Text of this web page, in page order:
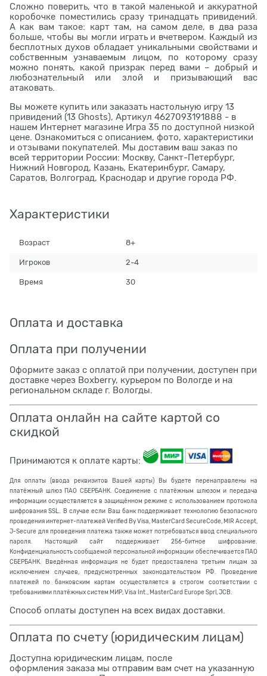
Сложно поверить, что в такой маленькой и аккуратной
коробочке поместились сразу тринадцать привидений.
А как вам такое: карт там, на самом деле, в два раза
больше, чтобы вы могли играть и вчетвером. Каждый из
бесплотных духов обладает уникальными свойствами и
собственным узнаваемым лицом, по которому сразу
можно понять, какой призрак перед вами – добрый и
любознательный или злой и призывающий вас
атаковать.
Вы можете купить или заказать настольную игру 13
привидений (13 Ghosts), Артикул 4627093191888 - в
нашем Интернет магазине Игра 35 по доступной низкой
цене. Ознакомиться с описанием, фото, характеристики
и отзывами покупателей. Мы доставим ваш заказ по
всей территории России: Москву, Санкт-Петербург,
Нижний Новгород, Казань, Екатеринбург, Самару,
Саратов, Волгоград, Краснодар и другие города РФ.
Характеристики
Возраст 8+
Игроков 2-4
Время 30
Оплата и доставка
Оплата при получении
Оформите заказ с оплатой при получении, доступен при
доставке через Boxberry, курьером по Вологде и на
региональном складе г. Вологды.
Оплата онлайн на сайте картой со
скидкой
Принимаются к оплате карты:
Для оплаты (ввода реквизитов Вашей карты) Вы будете перенаправлены на
платёжный шлюз ПАО СБЕРБАНК. Соединение с платёжным шлюзом и передача
информации осуществляется в защищённом режиме с использованием протокола
шифрования SSL. В случае если Ваш банк поддерживает технологию безопасного
проведения интернет-платежей Verified By Visa, MasterCard SecureCode, MIR Accept,
J-Secure для проведения платежа также может потребоваться ввод специального
пароля. Настоящий сайт поддерживает 256-битное шифрование.
Конфиденциальность сообщаемой персональной информации обеспечивается ПАО
СБЕРБАНК. Введённая информация не будет предоставлена третьим лицам за
исключением случаев, предусмотренных законодательством РФ. Проведение
платежей по банковским картам осуществляется в строгом соответствии с
требованиями платёжных систем МИР, Visa Int., MasterCard Europe Sprl, JCB.
Способ оплаты доступен на всех видах доставки.
Оплата по счету (юридическим лицам)
Доступна юридическим лицам, после
оформления заказа мы отправим вам счет на указанную